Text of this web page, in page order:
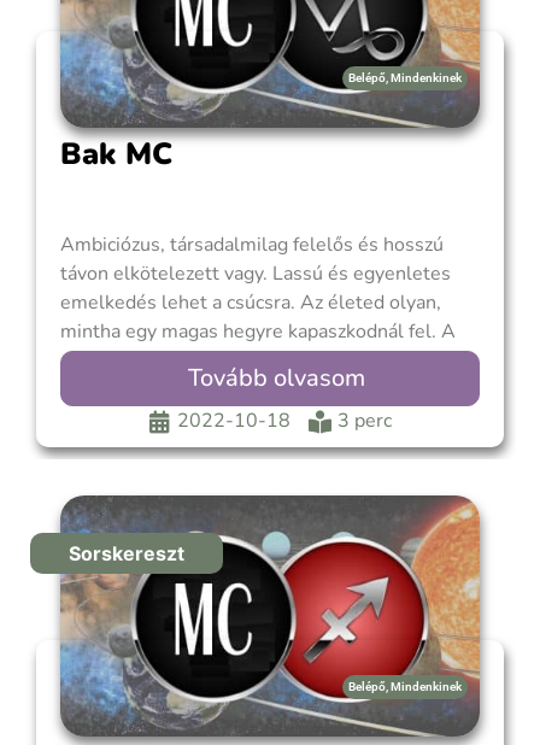
Belépő Mindenkinek
Bak MC
Ambiciózus, társadalmilag felelős és hosszú
távon elkötelezett vagy. Lassú és egyenletes
emelkedés lehet a csúcsra. Az életed olyan,
mintha egy magas hegyre kapaszkodnál fel. A
nyilvános vagy szakmai helyzeteket
körültekintően, gátolva, óvatosan vagy
felelősségteljesen közelíted meg. A Szaturnusz
uralja a Bak MC-t, ezért nézd meg a születési
Tovább olvasom
2022-10-18 3 perc
Sorskereszt
Belépő Mindenkinek